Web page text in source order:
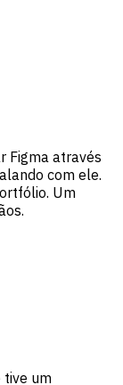
Figma através
com ele.
Um
tive um